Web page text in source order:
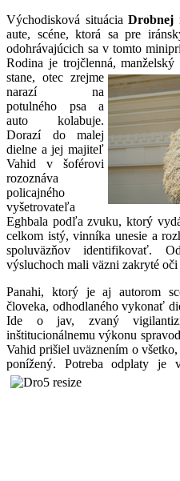
Východisková situácia Drobnej
aute, scéne, ktorá sa pre
odohrávajúcich sa v tomto
Rodina je trojčlenná,
stane, otec zrejme
narazí na
potulného psa a
auto kolabuje.
Dorazí do malej
dielne a jej majiteľ
Vahid v šoférovi
rozoznáva
policajného
vyšetrovateľa
Eghbala podľa zvuku, ktorý
celkom istý, vinníka unesie a
spoluväzňov identifikovať.
výsluchoch mali väzni zakryté
Panahi, ktorý je aj autorom
človeka, odhodlaného vykonať
Ide o jav, zvaný
inštitucionálnemu výkonu
Vahid prišiel uväznením o
ponížený. Potreba odplaty je